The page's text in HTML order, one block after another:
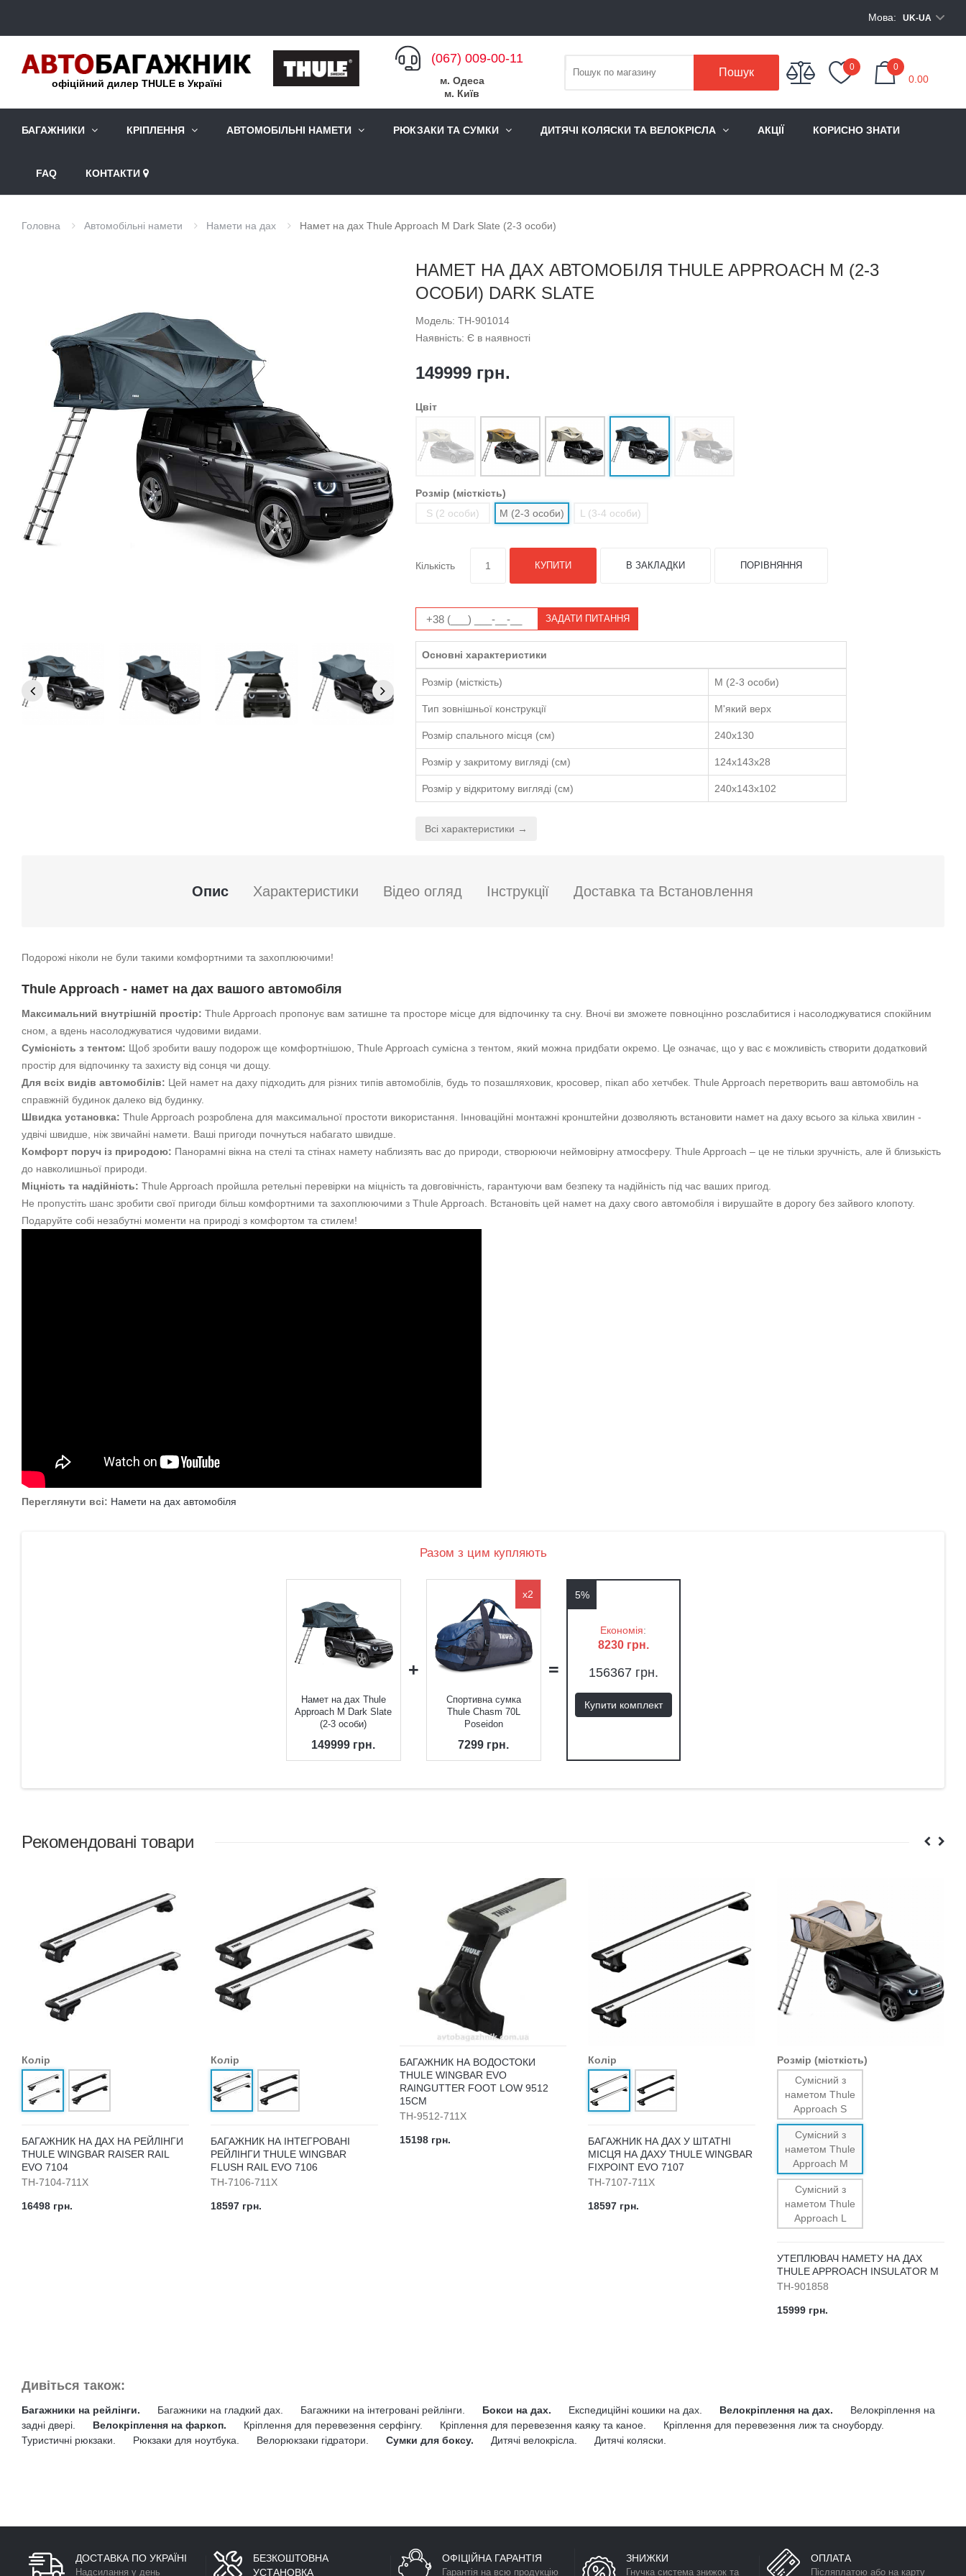
Мова: UK-UA
офіційний дилер THULE в Україні
(067) 009-00-11
м. Одеса
м. Київ
Пошук 0 0
0.00
БАГАЖНИКИ КРІПЛЕННЯ АВТОМОБІЛЬНІ НАМЕТИ РЮКЗАКИ ТА СУМКИ ДИТЯЧІ КОЛЯСКИ ТА ВЕЛОКРІСЛА АКЦІЇ КОРИСНО ЗНАТИ
FAQ КОНТАКТИ
Головна Автомобільні намети Намети на дах Намет на дах Thule Approach M Dark Slate (2-3 особи)
НАМЕТ НА ДАХ АВТОМОБІЛЯ THULE APPROACH M (2-3
ОСОБИ) DARK SLATE
Модель: TH-901014
Наявність: Є в наявності
149999 грн.
Цвiт
Розмір (місткість)
S (2 особи)
M (2-3 особи) L (3-4 особи)
Кількість КУПИТИ В ЗАКЛАДКИ ПОРІВНЯННЯ
ЗАДАТИ ПИТАННЯ
Основні характеристики
Розмір (місткість) M (2-3 особи)
Тип зовнішньої конструкції М'який верх
Розмір спального місця (см) 240х130
Розмір у закритому вигляді (см) 124x143x28
Розмір у відкритому вигляді (см) 240x143x102
Всі характеристики →
Опис Характеристики Відео огляд Інструкції Доставка та Встановлення
Подорожі ніколи не були такими комфортними та захоплюючими!
Thule Approach - намет на дах вашого автомобіля
Максимальний внутрішній простір: Thule Approach пропонує вам затишне та просторе місце для відпочинку та сну. Вночі ви зможете повноцінно розслабитися і насолоджуватися спокійним
сном, а вдень насолоджуватися чудовими видами.
Сумісність з тентом: Щоб зробити вашу подорож ще комфортнішою, Thule Approach сумісна з тентом, який можна придбати окремо. Це означає, що у вас є можливість створити додатковий
простір для відпочинку та захисту від сонця чи дощу.
Для всіх видів автомобілів: Цей намет на даху підходить для різних типів автомобілів, будь то позашляховик, кросовер, пікап або хетчбек. Thule Approach перетворить ваш автомобіль на
справжній будинок далеко від будинку.
Швидка установка: Thule Approach розроблена для максимальної простоти використання. Інноваційні монтажні кронштейни дозволяють встановити намет на даху всього за кілька хвилин -
удвічі швидше, ніж звичайні намети. Ваші пригоди почнуться набагато швидше.
Комфорт поруч із природою: Панорамні вікна на стелі та стінах намету наблизять вас до природи, створюючи неймовірну атмосферу. Thule Approach – це не тільки зручність, але й близькість
до навколишньої природи.
Міцність та надійність: Thule Approach пройшла ретельні перевірки на міцність та довговічність, гарантуючи вам безпеку та надійність під час ваших пригод.
Не пропустіть шанс зробити свої пригоди більш комфортними та захоплюючими з Thule Approach. Встановіть цей намет на даху свого автомобіля і вирушайте в дорогу без зайвого клопоту.
Подаруйте собі незабутні моменти на природі з комфортом та стилем!
Переглянути всі: Намети на дах автомобіля
Разом з цим купляють
Намет на дах Thule
Approach M Dark Slate
(2-3 особи)
149999 грн.
+
Спортивна сумка
Thule Chasm 70L
Poseidon
7299 грн.
x2
=
5%
Економія:
8230грн.
156367 грн.
Купити комплект
Рекомендовані товари
Колір
БАГАЖНИК НА ДАХ НА РЕЙЛІНГИ
THULE WINGBAR RAISER RAIL
EVO 7104
TH-7104-711X
16498 грн.
Колір
БАГАЖНИК НА ІНТЕГРОВАНІ
РЕЙЛІНГИ THULE WINGBAR
FLUSH RAIL EVO 7106
TH-7106-711X
18597 грн.
БАГАЖНИК НА ВОДОСТОКИ
THULE WINGBAR EVO
RAINGUTTER FOOT LOW 9512
15СМ
TH-9512-711X
15198 грн.
Колір
БАГАЖНИК НА ДАХ У ШТАТНІ
МІСЦЯ НА ДАХУ THULE WINGBAR
FIXPOINT EVO 7107
TH-7107-711X
18597 грн.
Розмір (місткість)
Сумісний з
наметом Thule
Approach S
Сумісний з
наметом Thule
Approach M
Сумісний з
наметом Thule
Approach L
УТЕПЛЮВАЧ НАМЕТУ НА ДАХ
THULE APPROACH INSULATOR M
TH-901858
15999 грн.
Дивіться також:
Багажники на рейлінги. Багажники на гладкий дах. Багажники на інтегровані рейлінги. Бокси на дах. Експедиційні кошики на дах. Велокріплення на дах.
Велокріплення на
задні двері.
Велокріплення на фаркоп. Кріплення для перевезення серфінгу. Кріплення для перевезення каяку та каное.
Кріплення для перевезення лиж та сноуборду.
Туристичні рюкзаки.
Рюкзаки для ноутбука. Велорюкзаки гідратори. Сумки для боксу. Дитячі велокрісла. Дитячі коляски.
ДОСТАВКА ПО УКРАЇНІ
Надсилання у день
БЕЗКОШТОВНА
УСТАНОВКА
ОФІЦІЙНА ГАРАНТІЯ
Гарантія на всю продукцію
ЗНИЖКИ
Гнучка система знижок та
ОПЛАТА
Післяплатою або на карту